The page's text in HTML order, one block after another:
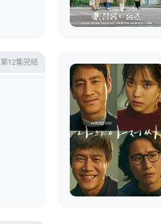
第12集完结
郑英珠 / 金光奎 / 宋元锡 /